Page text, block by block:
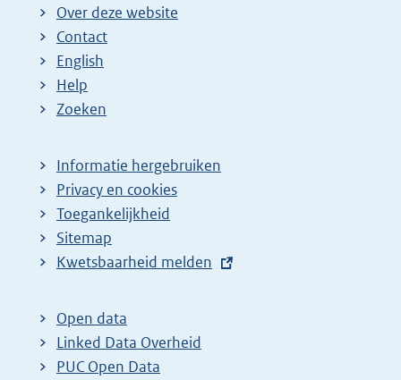
Over deze website
Contact
English
Help
Zoeken
Informatie hergebruiken
Privacy en cookies
Toegankelijkheid
Sitemap
E
t
e
r
Kwetsbaarheid melden
Open data
Linked Data Overheid
PUC Open Data